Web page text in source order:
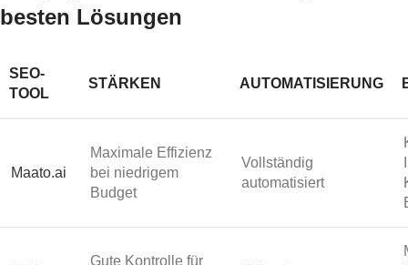
besten Lösungen
SEO-
TOOL
STÄRKEN AUTOMATISIERUNG
Maato.ai
Maximale Effizienz
bei niedrigem
Budget
Vollständig
automatisiert
Gute Kontrolle für